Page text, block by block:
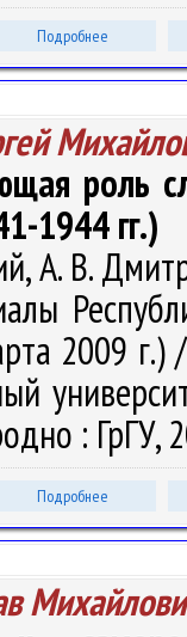
Подробнее
роль
1944 гг.)
А. В.
2009 г.)
: ГрГУ,
Подробнее